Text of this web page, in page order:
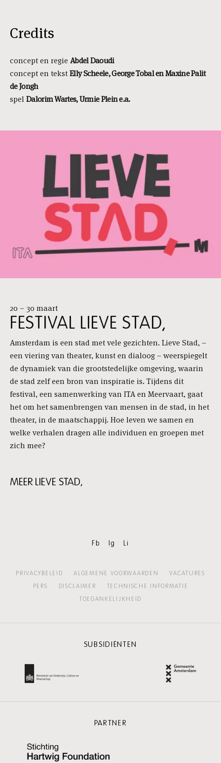
Credits
concept en regie Abdel Daoudi
concept en tekstElly Scheele, George Tobal en Maxine Palit
de Jongh
spelDalorim Wartes, Urmie Plein e.a.
20 – 30 maart
FESTIVAL LIEVE STAD,
Amsterdam is een stad met vele gezichten. Lieve Stad, –
een viering van theater, kunst en dialoog – weerspiegelt
de dynamiek van die grootstedelijke omgeving, waarin
de stad zelf een bron van inspiratie is. Tijdens dit
festival, een samenwerking van ITA en Meervaart, gaat
het om het samenbrengen van mensen in de stad, in het
theater, in de maatschappij. Hoe leven we samen en
welke verhalen dragen alle individuen en groepen met
zich mee?
MEER LIEVE STAD,
Fb Ig Li
PRIVACYBELEID ALGEMENE VOORWAARDEN
VACATURES
PERS
DISCLAIMER
TECHNISCHE INFORMATIE
TOEGANKELIJKHEID
SUBSIDIËNTEN
PARTNER